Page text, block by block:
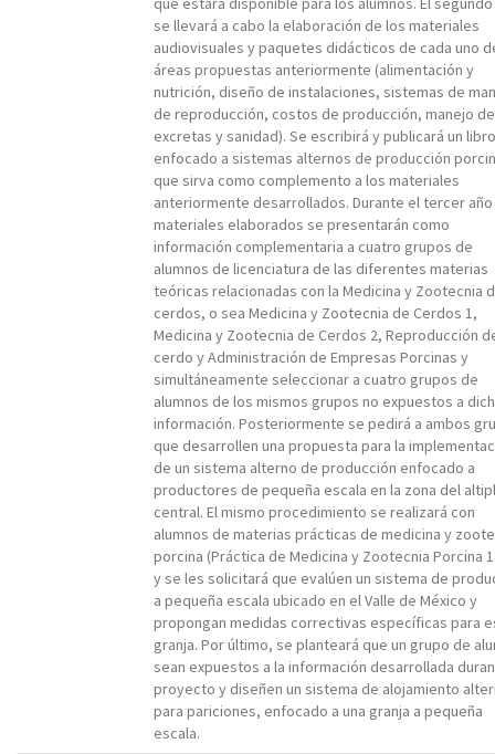
se llevará a cabo la elaboración de los materiales
audiovisuales y paquetes didácticos de cada uno
áreas propuestas anteriormente (alimentación y
nutrición, diseño de instalaciones, sistemas de
de reproducción, costos de producción, manejo de
excretas y sanidad). Se escribirá y publicará un libro
enfocado a sistemas alternos de producción
que sirva como complemento a los materiales
anteriormente desarrollados. Durante el tercer
materiales elaborados se presentarán como
información complementaria a cuatro grupos de
alumnos de licenciatura de las diferentes materias
teóricas relacionadas con la Medicina y Zootecnia
cerdos, o sea Medicina y Zootecnia de Cerdos 1,
Medicina y Zootecnia de Cerdos 2, Reproducción
cerdo y Administración de Empresas Porcinas y
simultáneamente seleccionar a cuatro grupos de
alumnos de los mismos grupos no expuestos a
información. Posteriormente se pedirá a ambos
que desarrollen una propuesta para la
de un sistema alterno de producción enfocado a
productores de pequeña escala en la zona del
central. El mismo procedimiento se realizará con
alumnos de materias prácticas de medicina y
porcina (Práctica de Medicina y Zootecnia Porcina
y se les solicitará que evalúen un sistema de
a pequeña escala ubicado en el Valle de México y
propongan medidas correctivas específicas para
granja. Por último, se planteará que un grupo de
sean expuestos a la información desarrollada
proyecto y diseñen un sistema de alojamiento
para pariciones, enfocado a una granja a pequeña
escala.